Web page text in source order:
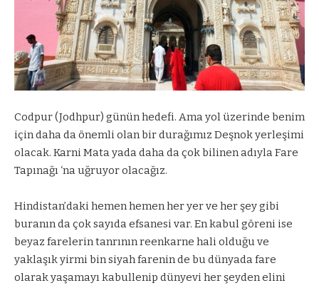
Codpur (Jodhpur) günün hedefi. Ama yol üzerinde benim
için daha da önemli olan bir durağımız Deşnok yerleşimi
olacak. Karni Mata yada daha da çok bilinen adıyla Fare
Tapınağı ‘na uğruyor olacağız.
Hindistan’daki hemen hemen her yer ve her şey gibi
buranın da çok sayıda efsanesi var. En kabul göreni ise
beyaz farelerin tanrının reenkarne hali olduğu ve
yaklaşık yirmi bin siyah farenin de bu dünyada fare
olarak yaşamayı kabullenip dünyevi her şeyden elini